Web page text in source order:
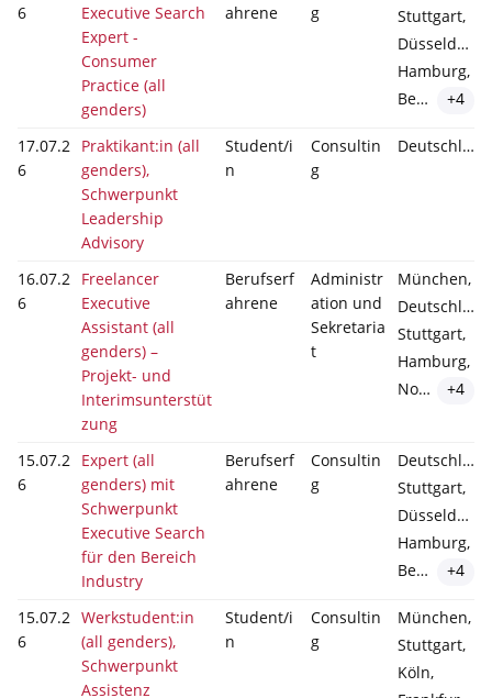
6
Executive Search
Expert -
Consumer
Practice (all
genders)
ahrene
g
Stuttgart,
Düsseldorf,
Hamburg,
Berlin
+4
17.07.2
6
Praktikant:in (all
genders),
Schwerpunkt
Leadership
Advisory
Student/i
n
Consultin
g
Deutschland
16.07.2
6
Freelancer
Executive
Assistant (all
genders) –
Projekt- und
Interimsunterstüt
zung
Berufserf
ahrene
Administr
ation und
Sekretaria
t
München,
Deutschland,
Stuttgart,
Hamburg,
Nordrhein-Westfalen
+4
15.07.2
6
Expert (all
genders) mit
Schwerpunkt
Executive Search
für den Bereich
Industry
Berufserf
ahrene
Consultin
g
Deutschland,
Stuttgart,
Düsseldorf,
Hamburg,
Berlin
+4
15.07.2
6
Werkstudent:in
(all genders),
Schwerpunkt
Assistenz
Student/i
n
Consultin
g
München,
Stuttgart,
Köln,